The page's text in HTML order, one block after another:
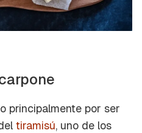
principalmente por ser
tiramisú, uno de los